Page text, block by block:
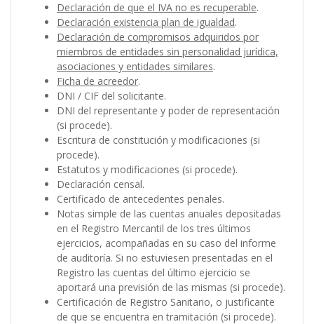
Declaración de que el IVA no es recuperable.
Declaración existencia plan de igualdad.
Declaración de compromisos adquiridos por
miembros de entidades sin personalidad jurídica,
asociaciones y entidades similares.
Ficha de acreedor.
DNI / CIF del solicitante.
DNI del representante y poder de representación
(si procede).
Escritura de constitución y modificaciones (si
procede).
Estatutos y modificaciones (si procede).
Declaración censal.
Certificado de antecedentes penales.
Notas simple de las cuentas anuales depositadas
en el Registro Mercantil de los tres últimos
ejercicios, acompañadas en su caso del informe
de auditoría. Si no estuviesen presentadas en el
Registro las cuentas del último ejercicio se
aportará una previsión de las mismas (si procede).
Certificación de Registro Sanitario, o justificante
de que se encuentra en tramitación (si procede).